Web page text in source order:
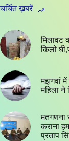
चर्चित ख़बरें
मिलावट
किलो
मझगवां
महिला
मतगणना
कराना
प्रताप